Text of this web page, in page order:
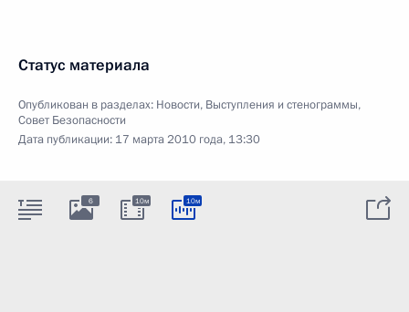
Статус материала
Опубликован в разделах: Новости, Выступления и стенограммы,
Совет Безопасности
Дата публикации: 17 марта 2010 года, 13:30
6 10м 10м